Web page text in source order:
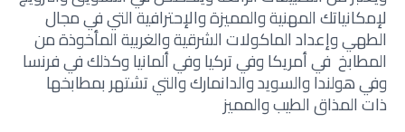
لإمكانياتك المهنية والمميزة والإحترافية التي في مجال
الطهي وإعداد الماكولات الشرقية والغربية المأخوذة من
المطابخ في أمريكا وفي تركيا وفي ألمانيا وكذلك في فرنسا
وفي هولندا والسويد والدانمارك والتي تشتهر بمطابخها
ذات المذاق الطيب والمميز